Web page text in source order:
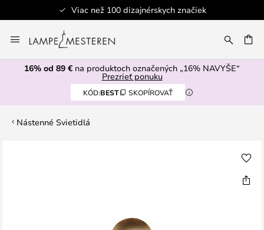
Viac než 100 dizajnérskych značiek
to
Content
16% od 89 € na produktoch označených „16% NAVYŠE“
Prezrieť ponuku
KÓD:BEST SKOPÍROVAŤ
Nástenné Svietidlá